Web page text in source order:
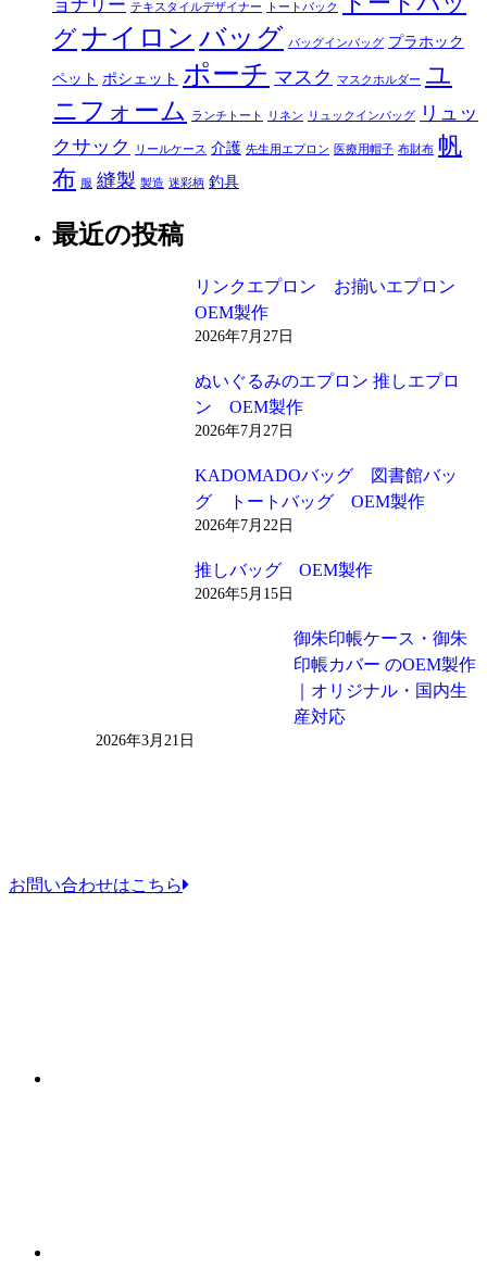
ョナリー テキスタイルデザイナー トートバック
グナイロン バッグ バッグインバッグ プラホック
ペット ポシェット ポーチ マスク マスクホルダー ユ
ニフォーム
ランチトート リネン リュックインバッグ
リュッ
クサック
リールケース 介護 先生用エプロン 医療用帽子 布財布 帆
布 服 縫製 製造 迷彩柄 釣具
最近の投稿
リンクエプロン お揃いエプロン
OEM製作
2026年7月27日
ぬいぐるみのエプロン 推しエプロ
ン OEM製作
2026年7月27日
KADOMADOバッグ 図書館バッ
グ トートバッグ OEM製作
2026年7月22日
推しバッグ OEM製作
2026年5月15日
御朱印帳ケース・御朱
印帳カバー のOEM製作
｜オリジナル・国内生
産対応
2026年3月21日
お問い合わせはこちら